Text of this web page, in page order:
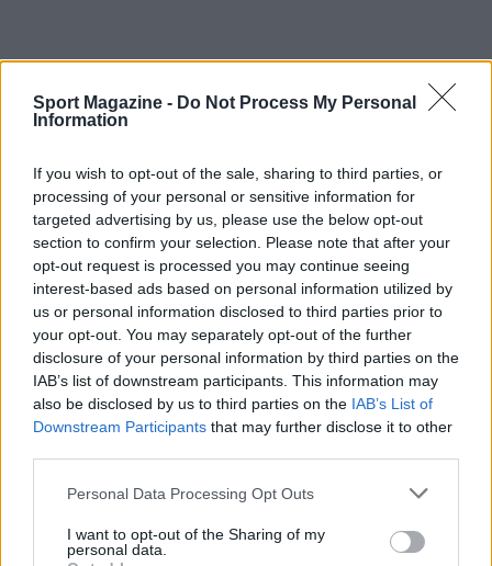
Sport Magazine - Do Not Process My Personal
Information
If you wish to opt-out of the sale, sharing to third parties, or
processing of your personal or sensitive information for
targeted advertising by us, please use the below opt-out
section to confirm your selection. Please note that after your
opt-out request is processed you may continue seeing
interest-based ads based on personal information utilized by
us or personal information disclosed to third parties prior to
your opt-out. You may separately opt-out of the further
disclosure of your personal information by third parties on the
IAB’s list of downstream participants. This information may
also be disclosed by us to third parties on the IAB’s List of
Downstream Participants that may further disclose it to other
Please note that this website/app uses one or more Google
not limited to your visit or usage behaviour. You may click to
grant or deny consent to Google and its third-party tags to
Personal Data Processing Opt Outs
I want to opt-out of the Sharing of my
personal data.
AUTORE
Ilaria Mauri
Ilaria Mauri, bolognese, decise di seguire il
giornalismo sportivo dopo una notte al
Dall'Ara durante una partita decisiva: oggi
coordina le pagine di competizioni e
commenti. In redazione predilige reportage